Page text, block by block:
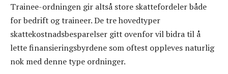
Trainee-ordningen gir altså store skattefordeler både
for bedrift og traineer. De tre hovedtyper
skattekostnadsbesparelser gitt ovenfor vil bidra til å
lette finansieringsbyrdene som oftest oppleves naturlig
nok med denne type ordninger.